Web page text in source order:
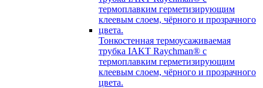
Тонкостенная термоусаживаемая
трубка IAKT Raychman® с
термоплавким герметизирующим
клеевым слоем, чёрного и прозрачного
цвета.